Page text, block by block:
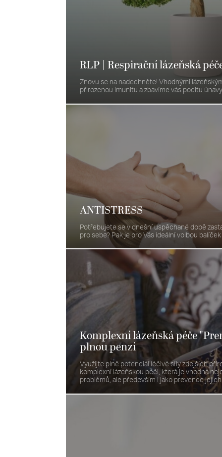
RLP | Respirační lázeňská
Znovu se na nadechněte! Vhodnými
přirozenou imunitu a zbavíme vás pocitu
ANTISTRESS
Potřebujete se v dnešní uspěchané době
pro sebe? Pak je pro Vás ideální volbou balíček
Komplexní lázeňská péče
plnou penzí
Využijte plně potenciál léčivé síly zdejších
komplexní lázeňskou péči, která je vhodná
problémů, ale především i jako prevence